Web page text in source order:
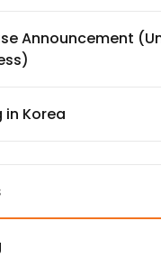
Announcement
in Korea